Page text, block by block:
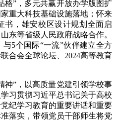
格”，多元共赢开放办学版图扩
重大科技基础设施落地；怀来
书，雄安校区设计规划全面启
东等省级人民政府战略合作。
5个国际“一流”伙伴建立全方
合会全球论坛、2024高等教育
神”，以高质量党建引领学校事
习贯彻习近平总书记关于高校
纪学习教育的重要讲话和重要
落实，带领党员干部师生将党